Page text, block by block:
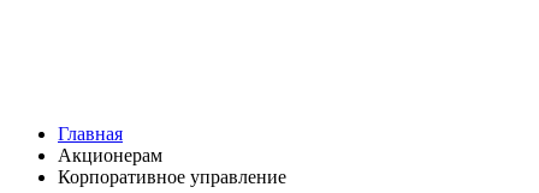
Главная
Акционерам
Корпоративное управление